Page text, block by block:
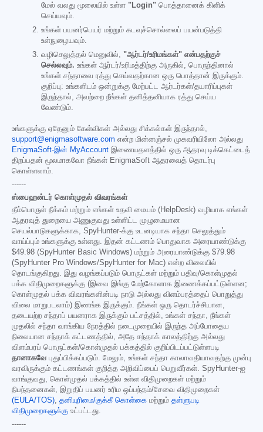
மேல் வலது மூலையில் உள்ள "Login" பொத்தானைக் கிளிக்
செய்யவும்.
உங்கள் பயனர்பெயர் மற்றும் கடவுச்சொல்லைப் பயன்படுத்தி
உள்நுழையவும்.
வழிசெலுத்தல் மெனுவில், "ஆர்டர்/உரிமங்கள்" என்பதற்குச்
செல்லவும். உங்கள் ஆர்டர்/உரிமத்திற்கு அருகில், பொருந்தினால்
உங்கள் சந்தாவை ரத்து செய்வதற்கான ஒரு பொத்தான் இருக்கும்.
குறிப்பு: உங்களிடம் ஒன்றுக்கு மேற்பட்ட ஆர்டர்கள்/தயாரிப்புகள்
இருந்தால், அவற்றை நீங்கள் தனித்தனியாக ரத்து செய்ய
வேண்டும்.
உங்களுக்கு ஏதேனும் கேள்விகள் அல்லது சிக்கல்கள் இருந்தால்,
support@enigmasoftware.com என்ற மின்னஞ்சல் முகவரியிலோ அல்லது
EnigmaSoft-இன் MyAccount இணையதளத்தில் ஒரு ஆதரவு டிக்கெட்டைத்
திறப்பதன் மூலமாகவோ நீங்கள் EnigmaSoft ஆதரவைத் தொடர்பு
கொள்ளலாம்.
------
ஸ்பைஹன்டர் கொள்முதல் விவரங்கள்
தீம்பொருள் நீக்கம் மற்றும் எங்கள் உதவி மையம் (HelpDesk) வழியாக எங்கள்
ஆதரவுத் துறையை அணுகுவது உள்ளிட்ட முழுமையான
செயல்பாடுகளுக்காக, SpyHunter-க்கு உடனடியாக சந்தா செலுத்தும்
வாய்ப்பும் உங்களுக்கு உள்ளது. இதன் கட்டணம் பொதுவாக அரையாண்டுக்கு
$49.98 (SpyHunter Basic Windows) மற்றும் அரையாண்டுக்கு $79.98
(SpyHunter Pro Windows/SpyHunter for Mac) என்ற விலையில்
தொடங்குகிறது. இது வழங்கப்படும் பொருட்கள் மற்றும் பதிவு/கொள்முதல்
பக்க விதிமுறைகளுக்கு (இவை இங்கு மேற்கோளாக இணைக்கப்பட்டுள்ளன;
கொள்முதல் பக்க விவரங்களின்படி நாடு அல்லது விளம்பரத்தைப் பொறுத்து
விலை மாறுபடலாம்) இணங்க இருக்கும். நீங்கள் ஒரு தொடர்ச்சியான,
தடையற்ற சந்தாப் பயனராக இருக்கும் பட்சத்தில், உங்கள் சந்தா, நீங்கள்
முதலில் சந்தா வாங்கிய நேரத்தில் நடைமுறையில் இருந்த அப்போதைய
நிலையான சந்தாக் கட்டணத்தில், அதே சந்தாக் காலத்திற்கு அல்லது
விளம்பரப் பொருட்கள்/கொள்முதல் பக்கத்தில் குறிப்பிடப்பட்டுள்ளபடி
தானாகவே புதுப்பிக்கப்படும். மேலும், உங்கள் சந்தா காலாவதியாவதற்கு முன்பு
வரவிருக்கும் கட்டணங்கள் குறித்த அறிவிப்பைப் பெறுவீர்கள். SpyHunter-ஐ
வாங்குவது, கொள்முதல் பக்கத்தில் உள்ள விதிமுறைகள் மற்றும்
நிபந்தனைகள், இறுதிப் பயனர் உரிம ஒப்பந்தம்/சேவை விதிமுறைகள்
(EULA/TOS), தனியுரிமை/குக்கீ கொள்கை மற்றும் தள்ளுபடி
விதிமுறைகளுக்கு உட்பட்டது.
------